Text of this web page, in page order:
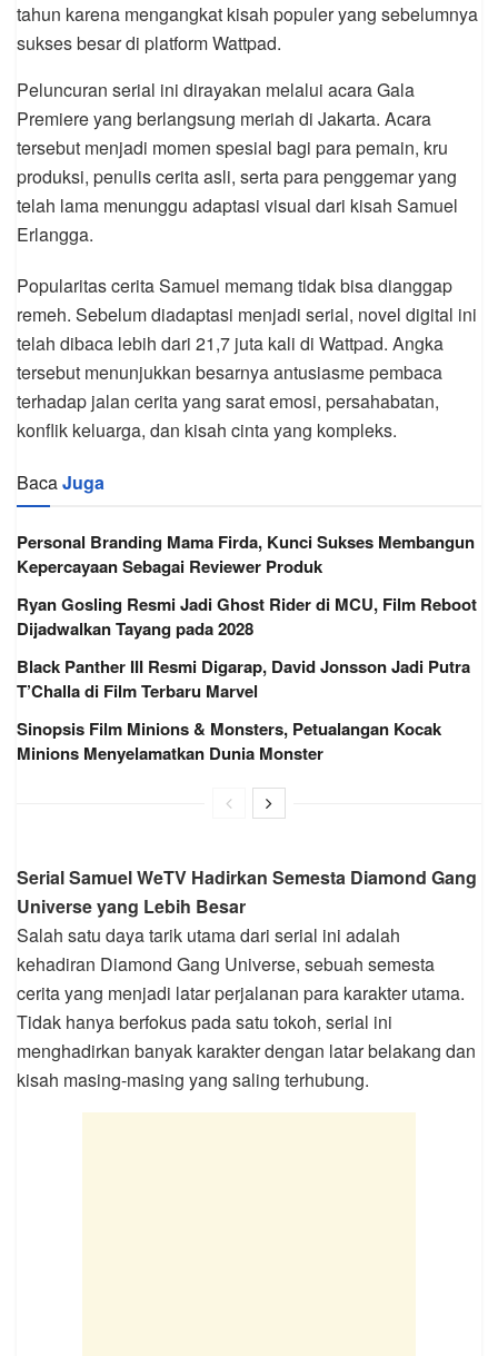
tahun karena mengangkat kisah populer yang sebelumnya
sukses besar di platform Wattpad.
Peluncuran serial ini dirayakan melalui acara Gala
Premiere yang berlangsung meriah di Jakarta. Acara
tersebut menjadi momen spesial bagi para pemain, kru
produksi, penulis cerita asli, serta para penggemar yang
telah lama menunggu adaptasi visual dari kisah Samuel
Erlangga.
Popularitas cerita Samuel memang tidak bisa dianggap
remeh. Sebelum diadaptasi menjadi serial, novel digital ini
telah dibaca lebih dari 21,7 juta kali di Wattpad. Angka
tersebut menunjukkan besarnya antusiasme pembaca
terhadap jalan cerita yang sarat emosi, persahabatan,
konflik keluarga, dan kisah cinta yang kompleks.
BacaJuga
Personal Branding Mama Firda, Kunci Sukses Membangun
Kepercayaan Sebagai Reviewer Produk
Ryan Gosling Resmi Jadi Ghost Rider di MCU, Film Reboot
Dijadwalkan Tayang pada 2028
Black Panther III Resmi Digarap, David Jonsson Jadi Putra
T’Challa di Film Terbaru Marvel
Sinopsis Film Minions & Monsters, Petualangan Kocak
Minions Menyelamatkan Dunia Monster
Serial Samuel WeTV Hadirkan Semesta Diamond Gang
Universe yang Lebih Besar
Salah satu daya tarik utama dari serial ini adalah
kehadiran Diamond Gang Universe, sebuah semesta
cerita yang menjadi latar perjalanan para karakter utama.
Tidak hanya berfokus pada satu tokoh, serial ini
menghadirkan banyak karakter dengan latar belakang dan
kisah masing-masing yang saling terhubung.